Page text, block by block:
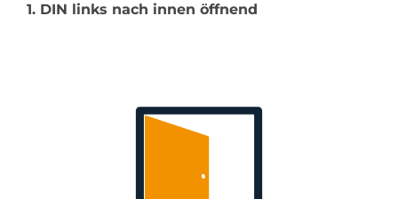
1. DIN links nach innen öffnend